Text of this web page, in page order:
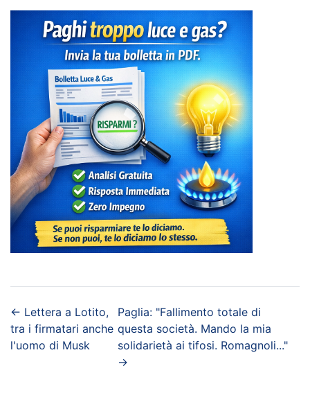
← Lettera a Lotito,
tra i firmatari anche
l'uomo di Musk
Paglia: "Fallimento totale di
questa società. Mando la mia
solidarietà ai tifosi. Romagnoli..."
→